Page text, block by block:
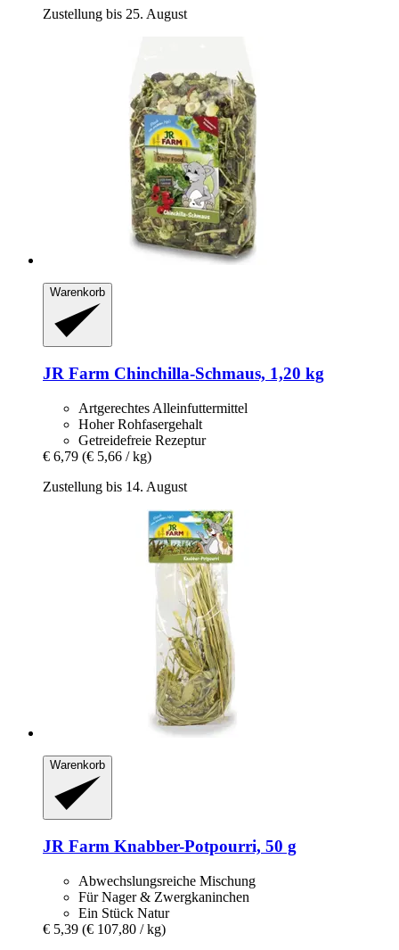
Zustellung bis 25. August
Warenkorb
JR Farm Chinchilla-​Schmaus, 1,20 kg
Artgerechtes Alleinfuttermittel
Hoher Rohfasergehalt
Getreidefreie Rezeptur
€ 6,79 (€ 5,66 / kg)
Zustellung bis 14. August
Warenkorb
JR Farm Knabber-​Potpourri, 50 g
Abwechslungsreiche Mischung
Für Nager & Zwergkaninchen
Ein Stück Natur
€ 5,39 (€ 107,80 / kg)